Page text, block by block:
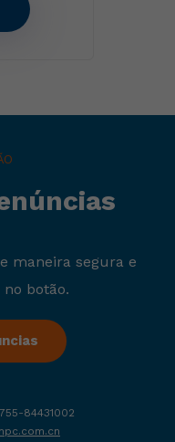
maneira segura e
botão.
84431002